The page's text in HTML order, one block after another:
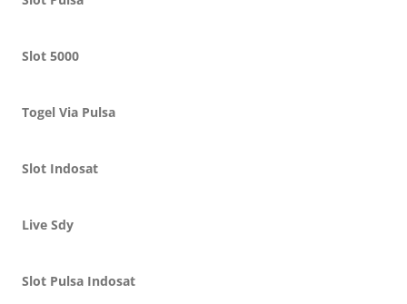
Slot 5000
Togel Via Pulsa
Slot Indosat
Live Sdy
Slot Pulsa Indosat